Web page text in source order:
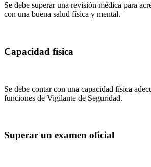
Se debe superar una revisión médica para
con una buena salud física y mental.
Capacidad física
Se debe contar con una capacidad física
funciones de Vigilante de Seguridad.
Superar un examen oficial